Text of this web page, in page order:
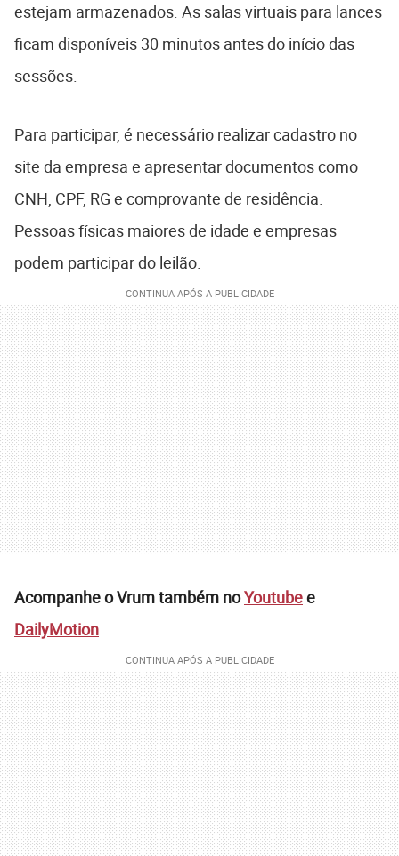
estejam armazenados. As salas virtuais para lances
ficam disponíveis 30 minutos antes do início das
sessões.
Para participar, é necessário realizar cadastro no
site da empresa e apresentar documentos como
CNH, CPF, RG e comprovante de residência.
Pessoas físicas maiores de idade e empresas
podem participar do leilão.
Acompanhe o Vrum também noYoutubee
DailyMotion